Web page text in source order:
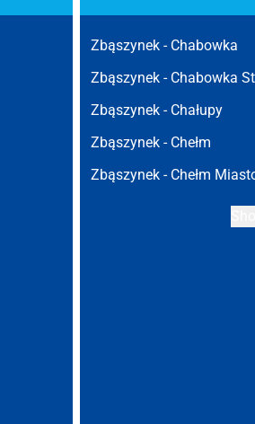
Zbąszynek - Chabowka
Zbąszynek - Chabowka
Zbąszynek - Chałupy
Zbąszynek - Chełm
Zbąszynek - Chełm